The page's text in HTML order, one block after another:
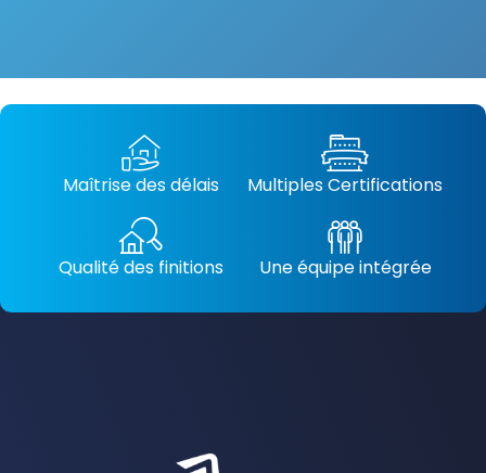
Maîtrise des délais Multiples Certifications
Qualité des finitions Une équipe intégrée